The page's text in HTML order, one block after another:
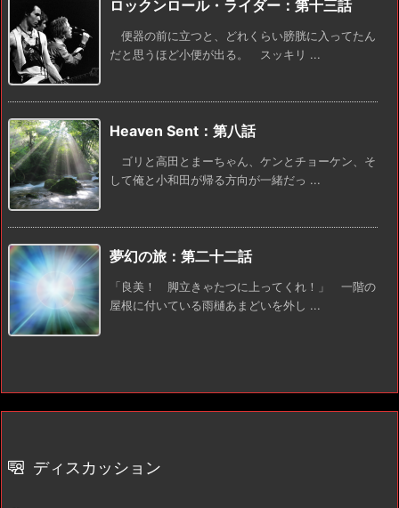
ロックンロール・ライダー：第十三話
便器の前に立つと、どれくらい膀胱に入ってたん
だと思うほど小便が出る。 スッキリ ...
Heaven Sent：第八話
ゴリと高田とまーちゃん、ケンとチョーケン、そ
して俺と小和田が帰る方向が一緒だっ ...
夢幻の旅：第二十二話
「良美！ 脚立きゃたつに上ってくれ！」 一階の
屋根に付いている雨樋あまどいを外し ...
ディスカッション